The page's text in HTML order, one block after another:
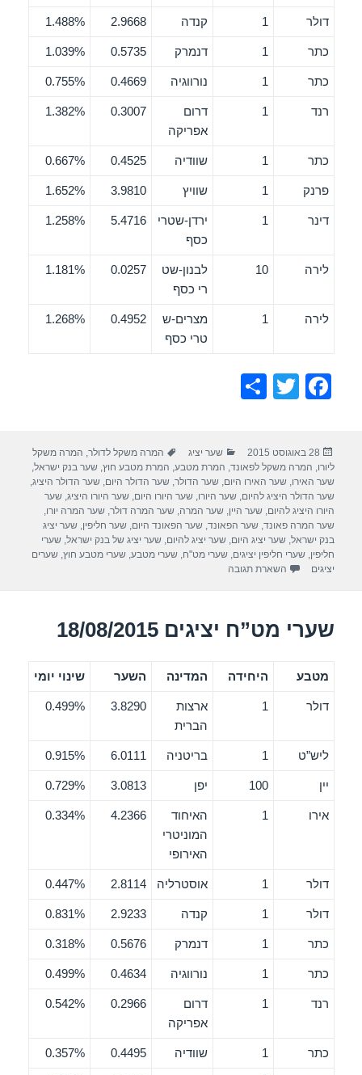
דולר 1 קנדה 2.9668
1.488%
כתר 1 דנמרק 0.5735
1.039%
כתר 1 נורווגיה 0.4669
0.755%
רנד 1
דרום
אפריקה
0.3007
1.382%
כתר 1 שוודיה 0.4525
0.667%
פרנק 1 שוויץ 3.9810
1.652%
דינר 1
ירדן-שטרי
כסף
5.4716
1.258%
לירה 10
לבנון-שט
רי כסף
0.0257
1.181%
לירה 1
מצרים-ש
טרי כסף
0.4952
1.268%
F
e
b
o
o
k
T
er
e
פורסם
בתאריך
28 באוגוסט 2015 קטגוריות
שער יציג תגיות
המרה משקל לדולר המרה משקל
ליורו המרה משקל לפאונד המרת מטבע המרת מטבע חוץ ,שער בנק ישראל
שער האירו ,שער האירו היום ,שער הדולר ,שער הדולר היום ,שער הדולר היציג
שער הדולר היציג להיום ,שער היורו ,שער היורו היום ,שער היורו היציג ,שער
היורו היציג להיום ,שער היין ,שער המרה ,שער המרה דולר ,שער המרה יורו
שער המרה פאונד ,שער הפאונד ,שער הפאונד היום ,שער חליפין ,שער יציג
בנק ישראל ,שער יציג היום ,שער יציג להיום ,שער יציג של בנק ישראל ,שערי
חליפין ,שערי חליפין יציגים ,שערי מט"ח ,שערי מטבע ,שערי מטבע חוץ ,שערים
יציגים
השארת תגובה
שערי מט”ח יציגים 18/08/2015
מטבע היחידה המדינה השער שינוי יומי
דולר 1
ארצות
הברית
3.8290
0.499%
ליש”ט 1 בריטניה 6.0111
0.915%
יין 100 יפן 3.0813
0.729%
אירו 1
האיחוד
המוניטרי
האירופי
4.2366
0.334%
דולר 1 אוסטרליה 2.8114
0.447%
דולר 1 קנדה 2.9233
0.831%
כתר 1 דנמרק 0.5676
0.318%
כתר 1 נורווגיה 0.4634
0.499%
רנד 1
דרום
אפריקה
0.2966
0.542%
כתר 1 שוודיה 0.4495
0.357%